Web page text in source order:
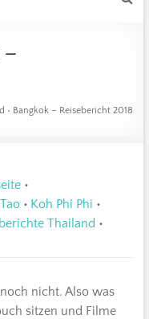
• Bangkok – Reisebericht 2018
•
• Koh Phi Phi •
Thailand •
nicht. Also was
sitzen und Filme